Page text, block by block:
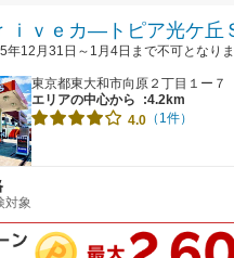
ｉｖｅカ―トピア光ケ丘
年12月31日～1月4日まで不可となり
東京都東大和市向原２丁目１ー７
エリアの中心から
:4.2km
4.0 （1件）
対象